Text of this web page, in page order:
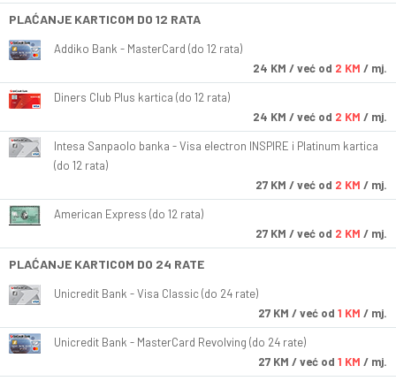
PLAĆANJE KARTICOM DO 12 RATA
Addiko Bank - MasterCard (do 12 rata)
24 KM / već od 2 KM / mj.
Diners Club Plus kartica (do 12 rata)
24 KM / već od 2 KM / mj.
Intesa Sanpaolo banka - Visa electron INSPIRE i Platinum kartica
(do 12 rata)
27 KM / već od 2 KM / mj.
American Express (do 12 rata)
27 KM / već od 2 KM / mj.
PLAĆANJE KARTICOM DO 24 RATE
Unicredit Bank - Visa Classic (do 24 rate)
27 KM / već od 1 KM / mj.
Unicredit Bank - MasterCard Revolving (do 24 rate)
27 KM / već od 1 KM / mj.